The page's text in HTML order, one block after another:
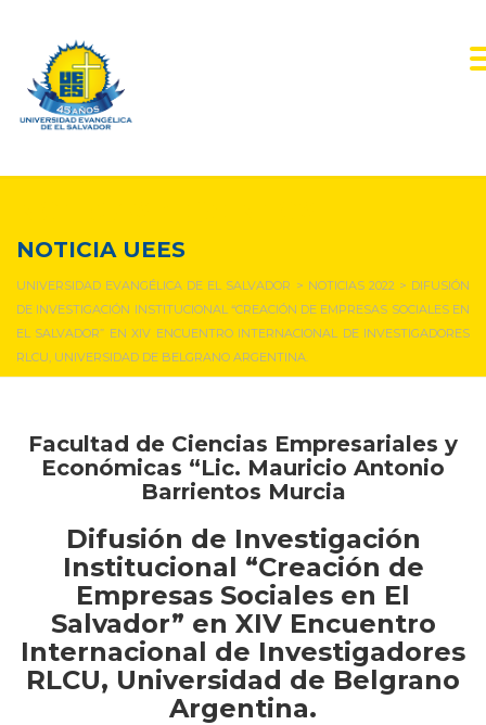
NOTICIA UEES
UNIVERSIDAD EVANGÉLICA DE EL SALVADOR > NOTICIAS 2022> DIFUSIÓN
DE INVESTIGACIÓN INSTITUCIONAL “CREACIÓN DE EMPRESAS SOCIALES EN
EL SALVADOR” EN XIV ENCUENTRO INTERNACIONAL DE INVESTIGADORES
RLCU, UNIVERSIDAD DE BELGRANO ARGENTINA.
Facultad de Ciencias Empresariales y
Económicas “Lic. Mauricio Antonio
Barrientos Murcia
Difusión de Investigación
Institucional “Creación de
Empresas Sociales en El
Salvador” en XIV Encuentro
Internacional de Investigadores
RLCU, Universidad de Belgrano
Argentina.